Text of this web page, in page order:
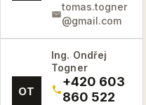
tomas.togner
@gmail.com
OT
Ing. Ondřej
Togner
+420 603
860 522